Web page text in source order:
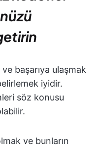
başarıya ulaşmak
iyidir.
söz konusu
ve bunların